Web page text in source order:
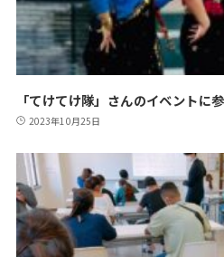
「てけてけ隊」さんのイベントに
2023年10月25日